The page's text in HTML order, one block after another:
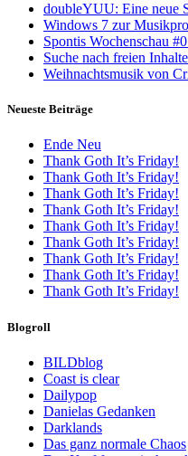
doubleYUU: Eine neue
Windows 7 zur
Spontis Wochenschau
Suche nach freien
Weihnachtsmusik von
Neueste Beiträge
Ende Neu
Thank Goth It’s Friday!
Thank Goth It’s Friday!
Thank Goth It’s Friday!
Thank Goth It’s Friday!
Thank Goth It’s Friday!
Thank Goth It’s Friday!
Thank Goth It’s Friday!
Thank Goth It’s Friday!
Thank Goth It’s Friday!
Blogroll
BILDblog
Coast is clear
Dailypop
Danielas Gedanken
Darklands
Das ganz normale Chaos